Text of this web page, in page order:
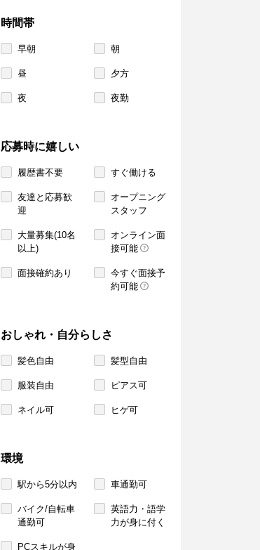
時間帯
早朝 朝
昼 夕方
夜 夜勤
応募時に嬉しい
履歴書不要 すぐ働ける
友達と応募歓
迎
オープニング
スタッフ
大量募集(10名
以上)
オンライン面
接可能
面接確約あり
今すぐ面接予
約可能
おしゃれ・自分らしさ
髪色自由 髪型自由
服装自由 ピアス可
ネイル可 ヒゲ可
環境
駅から5分以内 車通勤可
バイク/自転車
通勤可
英語力・語学
力が身に付く
PCスキルが身